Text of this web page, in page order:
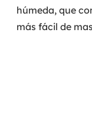
húmeda, que
más fácil de